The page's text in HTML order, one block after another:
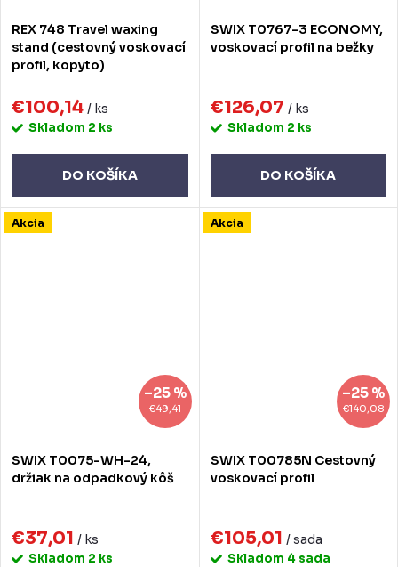
REX 748 Travel waxing
stand (cestovný voskovací
profil, kopyto)
€100,14 / ks
Skladom 2 ks
DO KOŠÍKA
SWIX T0767-3 ECONOMY,
voskovací profil na bežky
€126,07 / ks
Skladom 2 ks
DO KOŠÍKA
Akcia
€49,41
–25 %
SWIX T0075-WH-24,
držiak na odpadkový kôš
€37,01 / ks
Skladom 2 ks
Akcia
€140,08
–25 %
SWIX T00785N Cestovný
voskovací profil
€105,01 / sada
Skladom 4 sada